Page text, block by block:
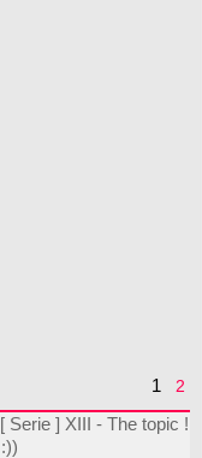
1 2
[ Serie ] XIII - The topic !
:))